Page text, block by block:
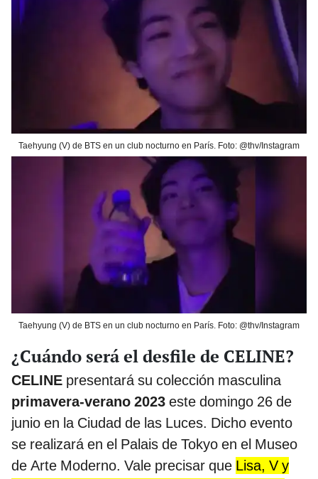
Taehyung (V) de BTS en un club nocturno en París. Foto: @thv/Instagram
Taehyung (V) de BTS en un club nocturno en París. Foto: @thv/Instagram
¿Cuándo será el desfile de CELINE?
CELINE presentará su colección masculina
primavera-verano 2023 este domingo 26 de
junio en la Ciudad de las Luces. Dicho evento
se realizará en el Palais de Tokyo en el Museo
de Arte Moderno. Vale precisar que Lisa, V y